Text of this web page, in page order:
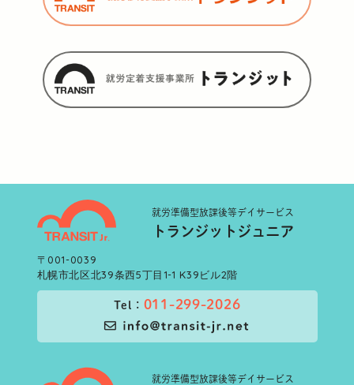
就労準備型放課後等デイサービス
トランジットジュニア
〒001-0039
札幌市北区北39条西5丁目1-1 K39ビル2階
Tel： 011-299-2026
就労準備型放課後等デイサービス